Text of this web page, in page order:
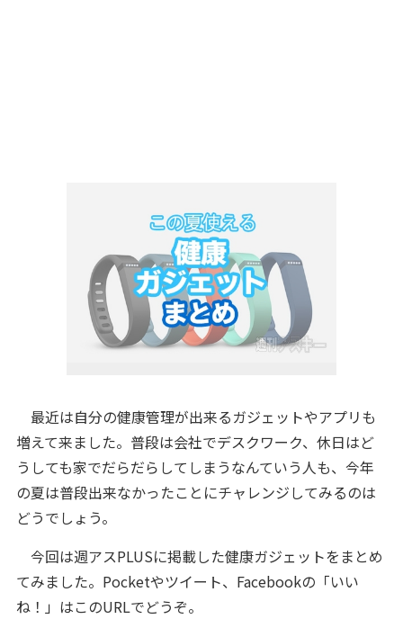
最近は自分の健康管理が出来るガジェットやアプリも
増えて来ました。普段は会社でデスクワーク、休日はど
うしても家でだらだらしてしまうなんていう人も、今年
の夏は普段出来なかったことにチャレンジしてみるのは
どうでしょう。
今回は週アスPLUSに掲載した健康ガジェットをまとめ
てみました。Pocketやツイート、Facebookの「いい
ね！」はこのURLでどうぞ。